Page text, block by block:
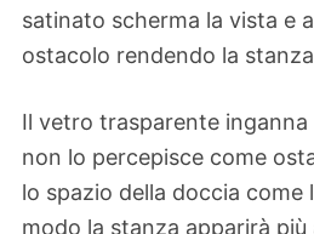
satinato scherma la vista e
ostacolo rendendo la
Il vetro trasparente inganna
non lo percepisce come
lo spazio della doccia come
modo la stanza apparirà più